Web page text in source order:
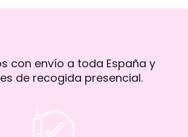
con envío a toda España y
de recogida presencial.